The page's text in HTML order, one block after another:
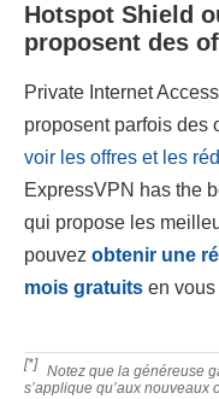
Hotspot Shield
proposent des
Private Internet
proposent parfois des
voir les offres et les
ExpressVPN has the
qui propose les
pouvez obtenir une
mois gratuits en
[*] Notez que la généreuse
s’applique qu’aux nouveaux